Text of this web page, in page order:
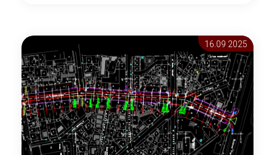
16.09 2025